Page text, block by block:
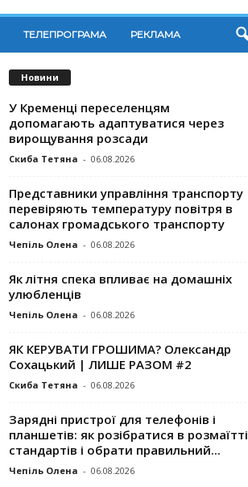
ТЕЛЕПРОГРАМА РЕКЛАМА
Новини
У Кременці переселенцям
допомагають адаптуватися через
вирощування розсади
Скиба Тетяна - 06.08.2026
Представники управління транспорту
перевіряють температуру повітря в
салонах громадського транспорту
Чепіль Олена - 06.08.2026
Як літня спека впливає на домашніх
улюбленців
Чепіль Олена - 06.08.2026
ЯК КЕРУВАТИ ГРОШИМА? Олександр
Сохацький | ЛИШЕ РАЗОМ #2
Скиба Тетяна - 06.08.2026
Зарядні пристрої для телефонів і
планшетів: як розібратися в розмаїтті
стандартів і обрати правильний...
Чепіль Олена - 06.08.2026